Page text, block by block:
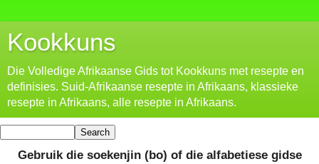
Kookkuns
Die Volledige Afrikaanse Gids tot Kookkuns met resepte en
definisies. Suid-Afrikaanse resepte in Afrikaans, klassieke
resepte in Afrikaans, alle resepte in Afrikaans.
Gebruik die soekenjin (bo) of die alfabetiese gidse